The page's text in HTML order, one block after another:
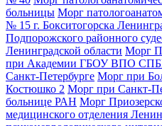
больницы Морг
№ 15 г. Бокситогорска
Подпорожского районного
Ленинградской области Морг
при Академии ГБОУ ВПО
Санкт-Петербурге Морг при
Костюшко 2 Морг при Санкт-
больнице РАН Морг
медицинского отделения